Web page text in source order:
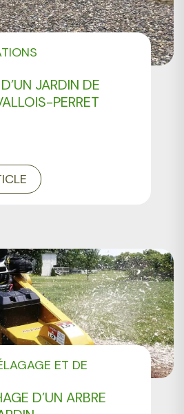
JARDIN DE
PERRET
D’UN ARBRE
ET DE
JARDINAGE